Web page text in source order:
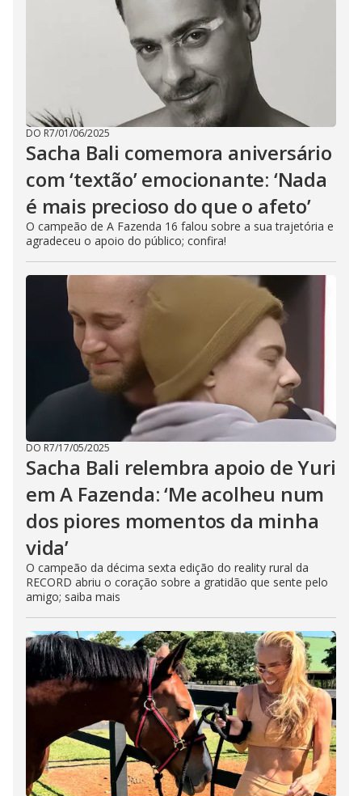
DO R7/01/06/2025
Sacha Bali comemora aniversário
com ‘textão’ emocionante: ‘Nada
é mais precioso do que o afeto’
O campeão de A Fazenda 16 falou sobre a sua trajetória e
agradeceu o apoio do público; confira!
DO R7/17/05/2025
Sacha Bali relembra apoio de Yuri
em A Fazenda: ‘Me acolheu num
dos piores momentos da minha
vida’
O campeão da décima sexta edição do reality rural da
RECORD abriu o coração sobre a gratidão que sente pelo
amigo; saiba mais